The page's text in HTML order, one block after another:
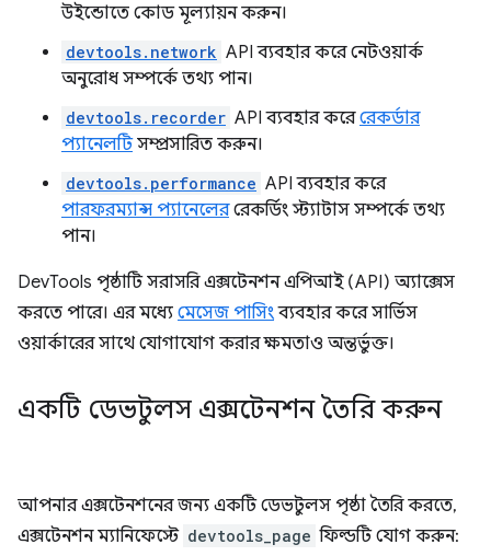
উইন্ডোতে কোড মূল্যায়ন করুন।
devtools.network API ব্যবহার করে নেটওয়ার্ক
অনুরোধ সম্পর্কে তথ্য পান।
devtools.recorder API ব্যবহার করেরেকর্ডার
প্যানেলটিসম্প্রসারিত করুন।
devtools.performance API ব্যবহার করে
পারফরম্যান্স প্যানেলেররেকর্ডিং স্ট্যাটাস সম্পর্কে তথ্য
পান।
DevTools পৃষ্ঠাটি সরাসরি এক্সটেনশন এপিআই (API) অ্যাক্সেস
করতে পারে। এর মধ্যে মেসেজ পাসিংব্যবহার করে সার্ভিস
ওয়ার্কারের সাথে যোগাযোগ করার ক্ষমতাও অন্তর্ভুক্ত।
একটি ডেভটুলস এক্সটেনশন তৈরি করুন
আপনার এক্সটেনশনের জন্য একটি ডেভটুলস পৃষ্ঠা তৈরি করতে,
এক্সটেনশন ম্যানিফেস্টে devtools_page ফিল্ডটি যোগ করুন: